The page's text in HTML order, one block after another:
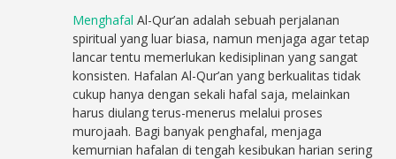
Menghafal Al-Qur’an adalah sebuah perjalanan
spiritual yang luar biasa, namun menjaga agar tetap
lancar tentu memerlukan kedisiplinan yang sangat
konsisten. Hafalan Al-Qur’an yang berkualitas tidak
cukup hanya dengan sekali hafal saja, melainkan
harus diulang terus-menerus melalui proses
murojaah. Bagi banyak penghafal, menjaga
kemurnian hafalan di tengah kesibukan harian sering